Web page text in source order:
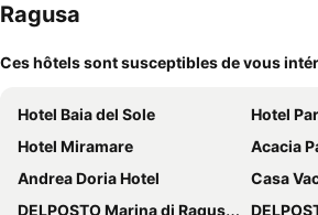
Ragusa
Ces hôtels sont susceptibles de vous
Hotel Baia del Sole
Hotel
Hotel Miramare
Acacia
Andrea Doria Hotel
Casa
DELPOSTO Marina di Ragusa (az)